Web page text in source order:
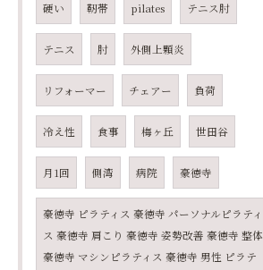
硬い 靭帯 pilates テニス肘
テニス 肘 外側上顆炎
リフォーマー チェアー 負荷
冷え性 食事 梅ヶ丘 世田谷
月1回 側湾 病院 豪徳寺
豪徳寺 ピラティス 豪徳寺 パーソナルピラティ
ス 豪徳寺 肩こり 豪徳寺 姿勢改善 豪徳寺 整体
豪徳寺 マシンピラティス 豪徳寺 男性 ピラテ